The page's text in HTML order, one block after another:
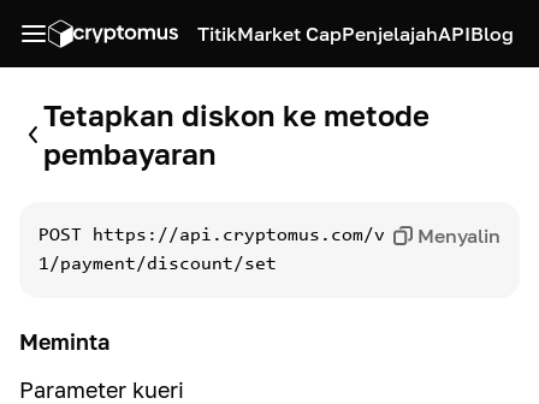
TitikMarket CapPenjelajahAPIBlog
Tetapkan diskon ke metode
pembayaran
POST
https://api.cryptomus.com/v
1/payment/discount/set
Menyalin
Meminta
Parameter kueri